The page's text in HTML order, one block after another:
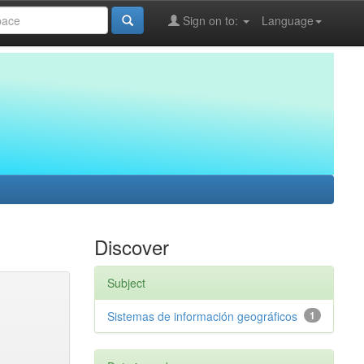
Language
Sign on to:
Discover
Subject
1
Sistemas de información geográficos